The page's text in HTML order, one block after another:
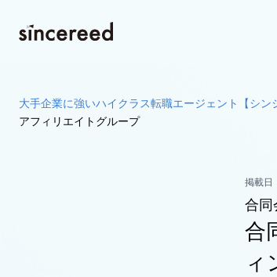
大手企業に強いハイクラス転職エージェント【シン
アフィリエイトグループ
掲載日
合同
合
ィ